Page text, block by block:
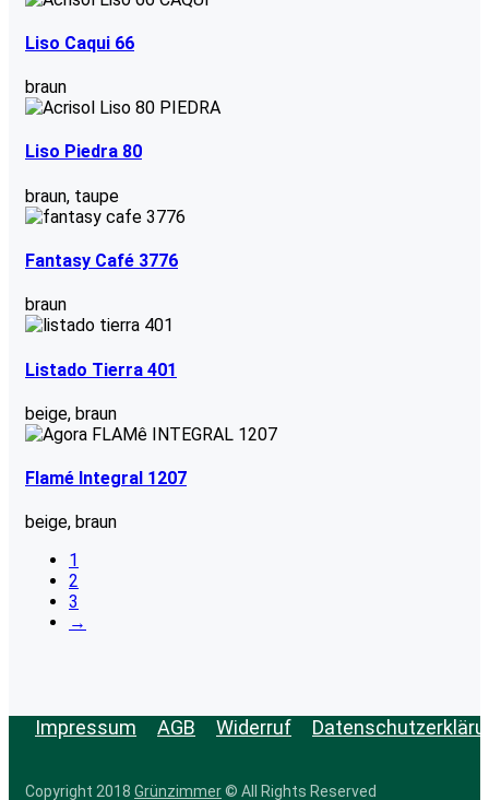
Liso Caqui 66
braun
Liso Piedra 80
braun, taupe
Fantasy Café 3776
braun
Listado Tierra 401
beige, braun
Flamé Integral 1207
beige, braun
1
2
3
→
Impressum AGB Widerruf
Copyright 2018 Grünzimmer© All Rights Reserved